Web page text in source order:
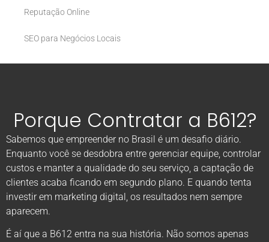
Reputação Online
SEO para Negócios Locais
Porque Contratar a B612?
Sabemos que empreender no Brasil é um desafio diário.
Enquanto você se desdobra entre gerenciar equipe, controlar
custos e manter a qualidade do seu serviço, a captação de
clientes acaba ficando em segundo plano. E quando tenta
investir em marketing digital, os resultados nem sempre
aparecem.
É aí que a B612 entra na sua história. Não somos apenas